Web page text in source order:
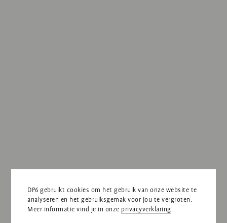
DP6 gebruikt cookies om het gebruik van onze website te
analyseren en het gebruiksgemak voor jou te vergroten.
Meer informatie vind je in onze privacyverklaring.